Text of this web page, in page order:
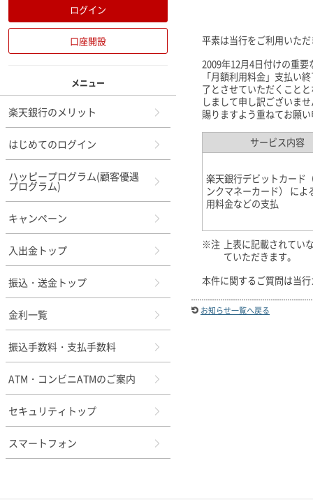
平素は当行をご利用いた
2009年12月4日付けの重
「月額利用料金」支払い
了とさせていただくこと
しまして申し訳ございま
賜りますよう重ねてお願
サービス内容
楽天銀行デビットカード
ンクマネーカード） によ
用料金などの支払
※注 上表に記載されてい
ていただきます。
本件に関するご質問は当
お知らせ一覧へ戻る
ログイン
口座開設
メニュー
楽天銀行のメリット
はじめてのログイン
ハッピープログラム(顧客優遇
プログラム)
キャンペーン
入出金トップ
振込・送金トップ
金利一覧
振込手数料・支払手数料
ATM・コンビニATMのご案内
セキュリティトップ
スマートフォン